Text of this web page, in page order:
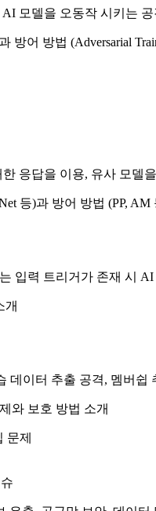
모델을 오동작 시키는 공
방어 방법 (Adversarial
응답을 이용, 유사 모델
등)과 방어 방법 (PP, AM
입력 트리거가 존재 시
개
데이터 추출 공격, 멤버쉽
와 보호 방법 소개
문제